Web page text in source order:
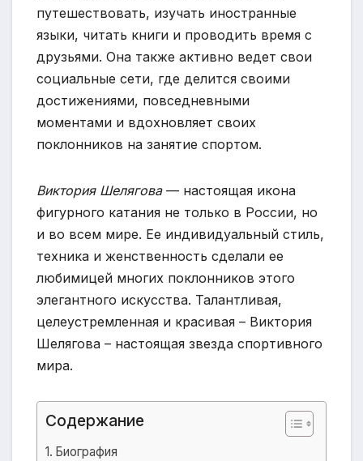
путешествовать, изучать иностранные
языки, читать книги и проводить время с
друзьями. Она также активно ведет свои
социальные сети, где делится своими
достижениями, повседневными
моментами и вдохновляет своих
поклонников на занятие спортом.
Виктория Шелягова— настоящая икона
фигурного катания не только в России, но
и во всем мире. Ее индивидуальный стиль,
техника и женственность сделали ее
любимицей многих поклонников этого
элегантного искусства. Талантливая,
целеустремленная и красивая – Виктория
Шелягова – настоящая звезда спортивного
мира.
Содержание
Биография